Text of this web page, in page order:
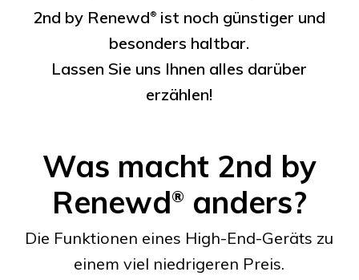
2nd by Renewd® ist noch günstiger und
besonders haltbar.
Lassen Sie uns Ihnen alles darüber
erzählen!
Was macht 2nd by
Renewd® anders?
Die Funktionen eines High-End-Geräts zu
einem viel niedrigeren Preis.